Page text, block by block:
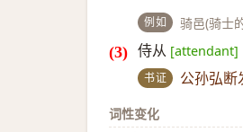
例如 骑邑(骑士
侍从 [attendant]
书证 公孙弘断
词性变化